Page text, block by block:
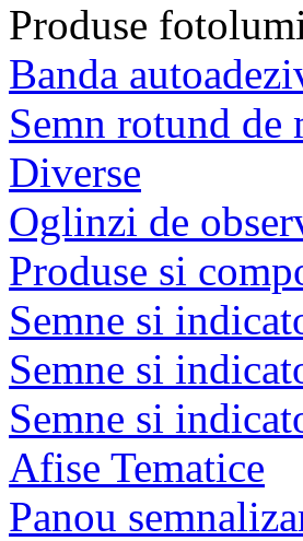
Produse
Banda
Semn rotund de
Diverse
Oglinzi de
Produse si
Semne si
Semne si
Semne si
Afise Tematice
Panou